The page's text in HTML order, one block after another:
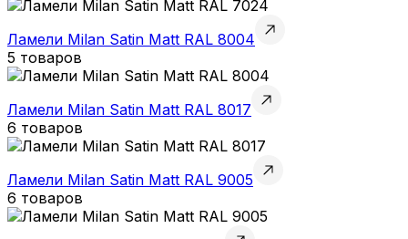
Ламели Milan Satin Matt RAL 8004
5 товаров
Ламели Milan Satin Matt RAL 8017
6 товаров
Ламели Milan Satin Matt RAL 9005
6 товаров